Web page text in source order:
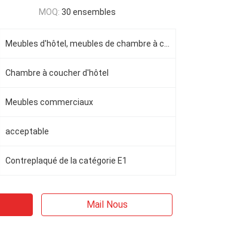
MOQ: 30 ensembles
Chambre à coucher d'hôtel
Meubles commerciaux
acceptable
Contreplaqué de la catégorie E1
Mail Nous